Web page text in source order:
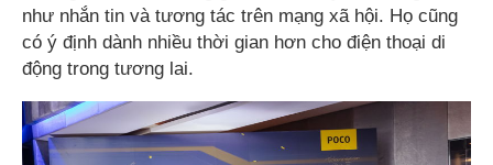
như nhắn tin và tương tác trên mạng xã hội. Họ cũng
có ý định dành nhiều thời gian hơn cho điện thoại di
động trong tương lai.